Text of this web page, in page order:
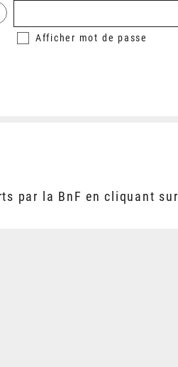
Afficher mot de passe
par la BnF en cliquant sur